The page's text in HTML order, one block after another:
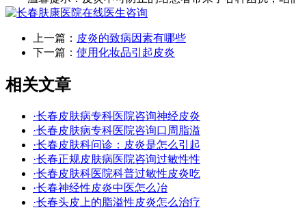
上一篇： 皮炎的致病因素有哪些
下一篇： 使用化妆品引起皮炎
相关文章
·长春皮肤病专科医院咨询神经皮炎
·长春皮肤病专科医院咨询口周脂溢
·长春皮肤科问诊：皮炎是怎么引起
·长春正规皮肤病医院咨询过敏性性
·长春皮肤科医院科普过敏性皮炎吃
·长春神经性皮炎中医怎么冶
·长春头皮上的脂溢性皮炎怎么治疗